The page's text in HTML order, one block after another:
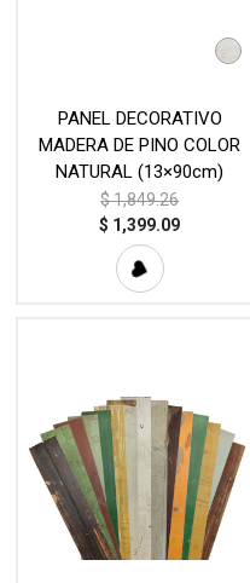
PANEL DECORATIVO
MADERA DE PINO COLOR
NATURAL (13×90cm)
$1,849.26
$ 1,399.09